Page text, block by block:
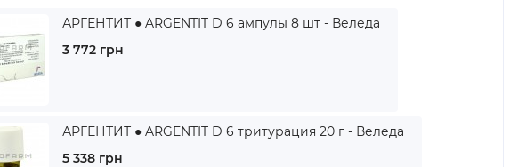
АРГЕНТИТ ● ARGENTIT D 6 ампулы 8 шт - Веледа
3 772 грн
АРГЕНТИТ ● ARGENTIT D 6 тритурация 20 г - Веледа
5 338 грн